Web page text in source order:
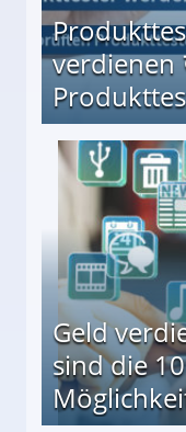
verdienen
↻ Täglich neue
Geld
sind die